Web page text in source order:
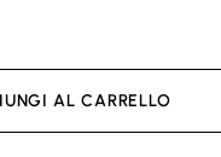
AL CARRELLO